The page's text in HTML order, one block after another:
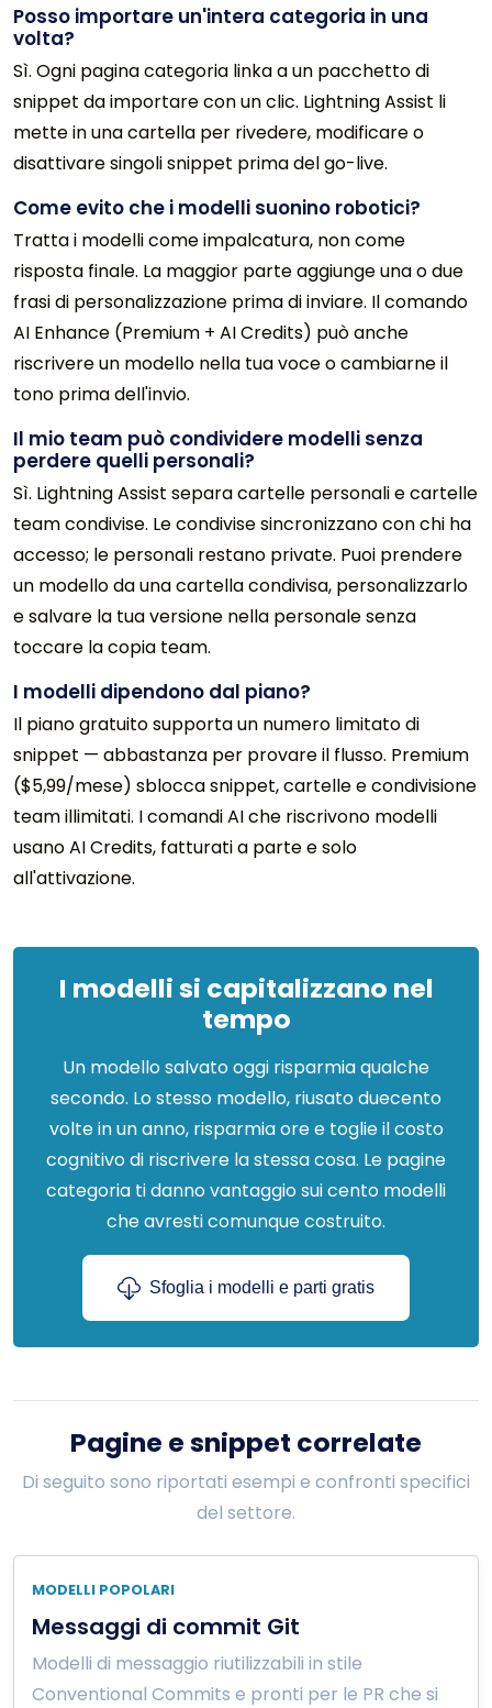
Posso importare un'intera categoria in una
volta?
Sì. Ogni pagina categoria linka a un pacchetto di
snippet da importare con un clic. Lightning Assist li
mette in una cartella per rivedere, modificare o
disattivare singoli snippet prima del go-live.
Come evito che i modelli suonino robotici?
Tratta i modelli come impalcatura, non come
risposta finale. La maggior parte aggiunge una o due
frasi di personalizzazione prima di inviare. Il comando
AI Enhance (Premium + AI Credits) può anche
riscrivere un modello nella tua voce o cambiarne il
tono prima dell'invio.
Il mio team può condividere modelli senza
perdere quelli personali?
Sì. Lightning Assist separa cartelle personali e cartelle
team condivise. Le condivise sincronizzano con chi ha
accesso; le personali restano private. Puoi prendere
un modello da una cartella condivisa, personalizzarlo
e salvare la tua versione nella personale senza
toccare la copia team.
I modelli dipendono dal piano?
Il piano gratuito supporta un numero limitato di
snippet — abbastanza per provare il flusso. Premium
($5,99/mese) sblocca snippet, cartelle e condivisione
team illimitati. I comandi AI che riscrivono modelli
usano AI Credits, fatturati a parte e solo
all'attivazione.
I modelli si capitalizzano nel
tempo
Un modello salvato oggi risparmia qualche
secondo. Lo stesso modello, riusato duecento
volte in un anno, risparmia ore e toglie il costo
cognitivo di riscrivere la stessa cosa. Le pagine
categoria ti danno vantaggio sui cento modelli
che avresti comunque costruito.
Sfoglia i modelli e parti gratis
Pagine e snippet correlate
Di seguito sono riportati esempi e confronti specifici
del settore.
MODELLI POPOLARI
Messaggi di commit Git
Modelli di messaggio riutilizzabili in stile
Conventional Commits e pronti per le PR che si